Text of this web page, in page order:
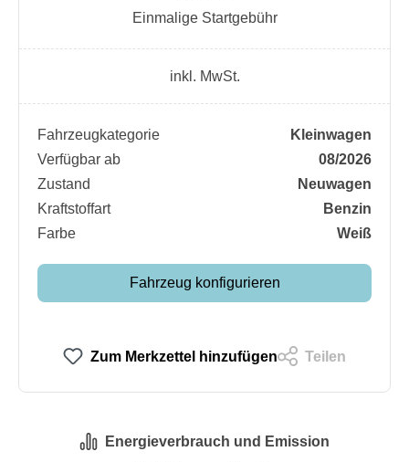
Einmalige Startgebühr
inkl. MwSt.
Fahrzeugkategorie
Kleinwagen
Verfügbar ab
08/2026
Zustand
Neuwagen
Kraftstoffart
Benzin
Farbe
Weiß
Fahrzeug konfigurieren
Zum Merkzettel hinzufügen Teilen
Energieverbrauch und Emission